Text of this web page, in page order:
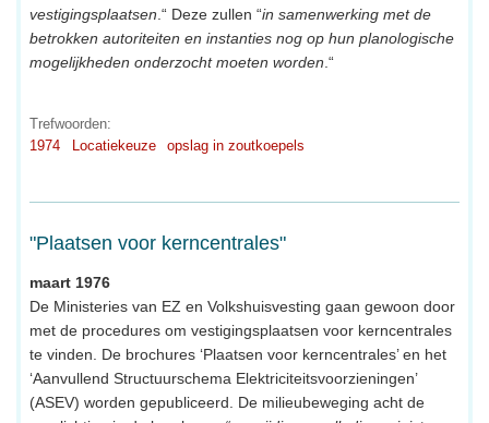
vestigingsplaatsen .“ Deze zullen “in samenwerking met de
betrokken autoriteiten en instanties nog op hun planologische
mogelijkheden onderzocht moeten worden .“
Trefwoorden:
1974
Locatiekeuze opslag in zoutkoepels
"Plaatsen voor kerncentrales"
maart 1976
De Ministeries van EZ en Volkshuisvesting gaan gewoon door
met de procedures om vestigingsplaatsen voor kerncentrales
te vinden. De brochures ‘Plaatsen voor kerncentrales’ en het
‘Aanvullend Structuurschema Elektriciteitsvoorzieningen’
(ASEV) worden gepubliceerd. De milieubeweging acht de